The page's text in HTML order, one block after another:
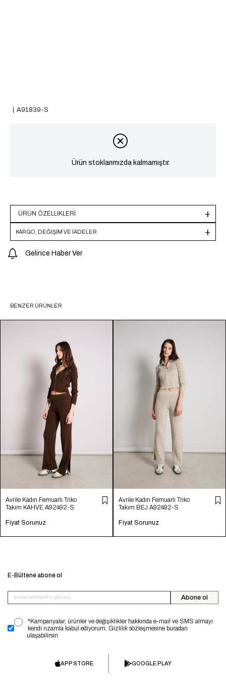
A91839-S
Ürün stoklarımızda kalmamıştır.
ÜRÜN ÖZELLIKLERI
KARGO, DEĞİŞİM VE İADELER
Gelince Haber Ver
BENZER ÜRÜNLER
Avrile Kadın Femuarlı Triko
Takım KAHVE A92492-S
Fiyat Sorunuz
Avrile Kadın Femuarlı Triko
Takım BEJ A92492-S
Fiyat Sorunuz
E-Bültene abone ol
Abone ol
*Kampanyalar, ürünler ve değişiklikler hakkında e-mail ve SMS almayı
kendi rızamla kabul ediyorum. Gizlilik sözleşmesine buradan
ulaşabilirsin
APP STORE GOOGLE PLAY